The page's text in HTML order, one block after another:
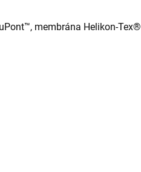
membrána Helikon-Tex®